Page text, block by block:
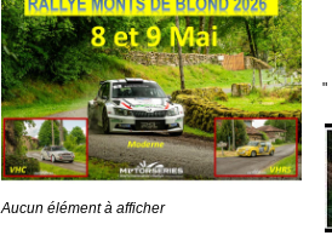
"
Aucun élément à afficher